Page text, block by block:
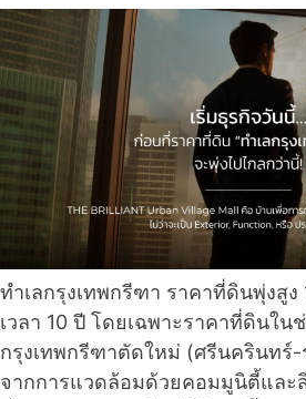
ทำเลกรุงเทพกรีฑา ราคาที่ดินพุ่งสูง
เวลา 10 ปี โดยเฉพาะราคาที่ดินใน
กรุงเทพกรีฑาตัดใหม่ (ศรีนครินทร์-
จากการแวดล้อมด้วยคอมมูนิตี้และ